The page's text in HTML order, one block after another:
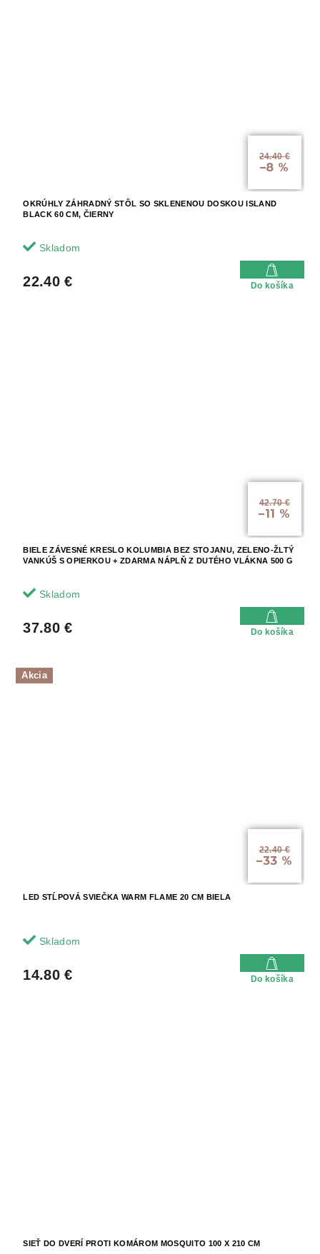
24.40 €
–8 %
OKRÚHLY ZÁHRADNÝ STÔL SO SKLENENOU DOSKOU ISLAND
BLACK 60 CM, ČIERNY
Skladom
22.40 € Do košíka
42.70 €
–11 %
BIELE ZÁVESNÉ KRESLO KOLUMBIA BEZ STOJANU, ZELENO-ŽLTÝ
VANKÚŠ S OPIERKOU + ZDARMA NÁPLŇ Z DUTÉHO VLÁKNA 500 G
Skladom
37.80 € Do košíka
Akcia
22.40 €
–33 %
LED STĹPOVÁ SVIEČKA WARM FLAME 20 CM BIELA
Skladom
14.80 € Do košíka
SIEŤ DO DVERÍ PROTI KOMÁROM MOSQUITO 100 X 210 CM